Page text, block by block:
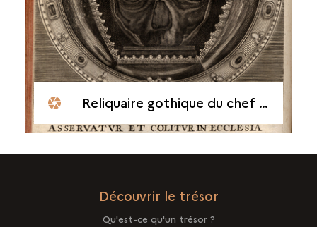
Reliquaire gothique du chef de saint Jean Baptiste
Découvrir le trésor
Qu'est-ce qu'un trésor ?